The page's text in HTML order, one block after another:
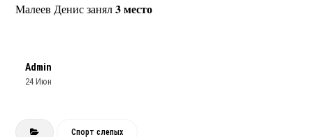
Малеев Денис занял3 место
Admin
24 Июн
Спорт слепых